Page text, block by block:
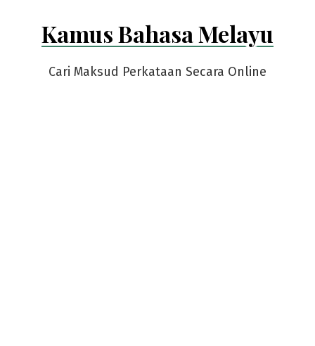
Kamus Bahasa Melayu
Cari Maksud Perkataan Secara Online